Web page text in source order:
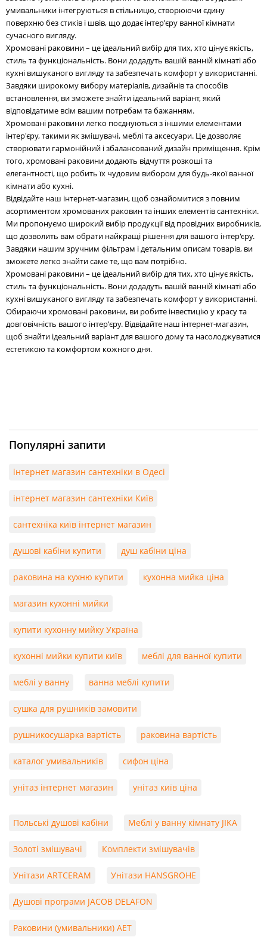
умивальники інтегруються в стільницю, створюючи єдину
поверхню без стиків і швів, що додає інтер'єру ванної кімнати
сучасного вигляду.
Хромовані раковини – це ідеальний вибір для тих, хто цінує якість,
стиль та функціональність. Вони додадуть вашій ванній кімнаті або
кухні вишуканого вигляду та забезпечать комфорт у використанні.
Завдяки широкому вибору матеріалів, дизайнів та способів
встановлення, ви зможете знайти ідеальний варіант, який
відповідатиме всім вашим потребам та бажанням.
Хромовані раковини легко поєднуються з іншими елементами
інтер'єру, такими як змішувачі, меблі та аксесуари. Це дозволяє
створювати гармонійний і збалансований дизайн приміщення. Крім
того, хромовані раковини додають відчуття розкоші та
елегантності, що робить їх чудовим вибором для будь-якої ванної
кімнати або кухні.
Відвідайте наш інтернет-магазин, щоб ознайомитися з повним
асортиментом хромованих раковин та інших елементів сантехніки.
Ми пропонуємо широкий вибір продукції від провідних виробників,
що дозволить вам обрати найкращі рішення для вашого інтер'єру.
Завдяки нашим зручним фільтрам і детальним описам товарів, ви
зможете легко знайти саме те, що вам потрібно.
Хромовані раковини – це ідеальний вибір для тих, хто цінує якість,
стиль та функціональність. Вони додадуть вашій ванній кімнаті або
кухні вишуканого вигляду та забезпечать комфорт у використанні.
Обираючи хромовані раковини, ви робите інвестицію у красу та
довговічність вашого інтер'єру. Відвідайте наш інтернет-магазин,
щоб знайти ідеальний варіант для вашого дому та насолоджуватися
естетикою та комфортом кожного дня.
Популярні запити
інтернет магазин сантехніки в Одесі
інтернет магазин сантехніки Київ
сантехніка київ інтернет магазин
душові кабіни купити душ кабіни ціна
раковина на кухню купити кухонна мийка ціна
магазин кухонні мийки
купити кухонну мийку Україна
кухонні мийки купити київ меблі для ванної купити
меблі у ванну ванна меблі купити
сушка для рушників замовити
рушникосушарка вартість раковина вартість
каталог умивальників сифон ціна
унітаз інтернет магазин унітаз київ ціна
Польські душові кабіни Меблі у ванну кімнату JIKA
Золоті змішувачі Комплекти змішувачів
Унітази ARTCERAM Унітази HANSGROHE
Душові програми JACOB DELAFON
Раковини (умивальники) AET